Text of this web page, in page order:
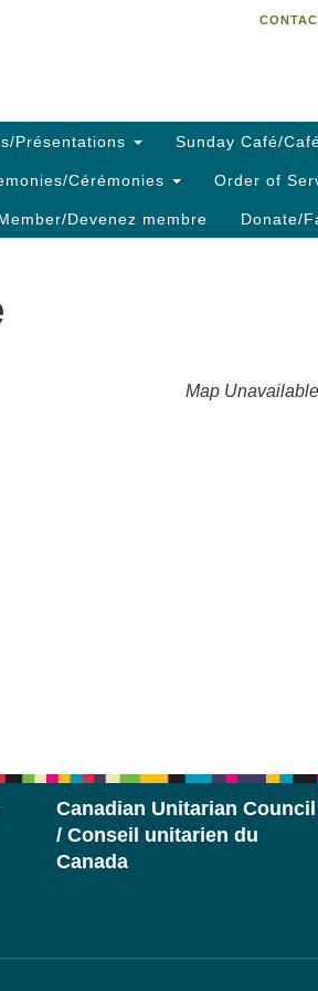
Présentations Sunday Café/
Cérémonies Order of
Devenez membre Donate/
Map Unavailable
Canadian Unitarian Council
/ Conseil unitarien du
Canada